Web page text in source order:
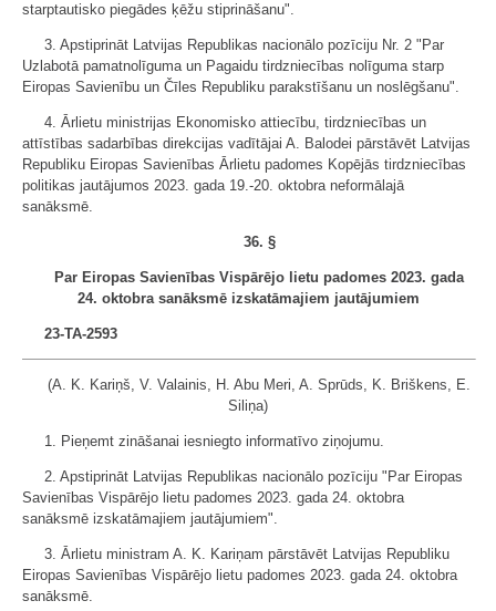
starptautisko piegādes ķēžu stiprināšanu".
3. Apstiprināt Latvijas Republikas nacionālo pozīciju Nr. 2 "Par
Uzlabotā pamatnolīguma un Pagaidu tirdzniecības nolīguma starp
Eiropas Savienību un Čīles Republiku parakstīšanu un noslēgšanu".
4. Ārlietu ministrijas Ekonomisko attiecību, tirdzniecības un
attīstības sadarbības direkcijas vadītājai A. Balodei pārstāvēt Latvijas
Republiku Eiropas Savienības Ārlietu padomes Kopējās tirdzniecības
politikas jautājumos 2023. gada 19.-20. oktobra neformālajā
sanāksmē.
36. §
Par Eiropas Savienības Vispārējo lietu padomes 2023. gada
24. oktobra sanāksmē izskatāmajiem jautājumiem
23-TA-2593
(A. K. Kariņš, V. Valainis, H. Abu Meri, A. Sprūds, K. Briškens, E.
Siliņa)
1. Pieņemt zināšanai iesniegto informatīvo ziņojumu.
2. Apstiprināt Latvijas Republikas nacionālo pozīciju "Par Eiropas
Savienības Vispārējo lietu padomes 2023. gada 24. oktobra
sanāksmē izskatāmajiem jautājumiem".
3. Ārlietu ministram A. K. Kariņam pārstāvēt Latvijas Republiku
Eiropas Savienības Vispārējo lietu padomes 2023. gada 24. oktobra
sanāksmē.